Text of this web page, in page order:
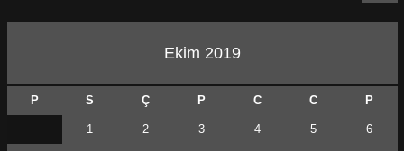
Ekim 2019
P S Ç P C C P
1 2 3 4 5 6